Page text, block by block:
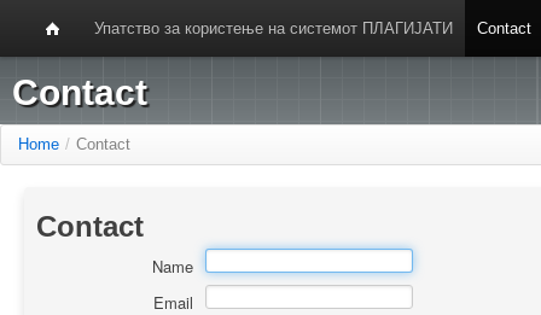
Упатство за користење на системот ПЛАГИЈАТИ Contact
Contact
Home / Contact
Contact
Name
Email